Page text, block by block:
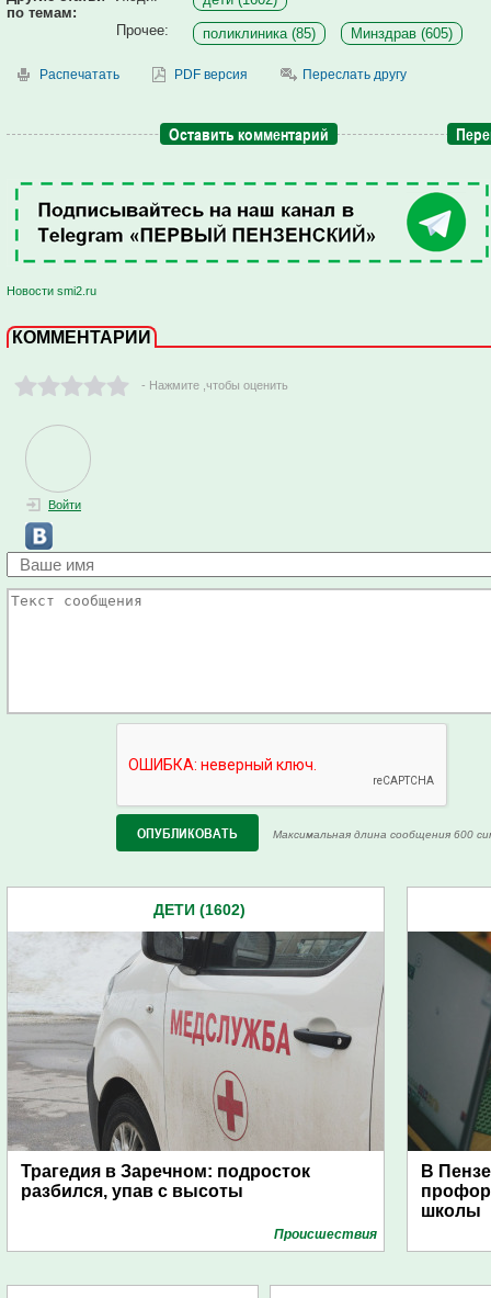
по темам:
Прочее:
поликлиника (85) Минздрав (605)
Распечатать PDF версия Переслать другу
Оставить комментарий
Новости smi2.ru
КОММЕНТАРИИ
- Нажмите ,чтобы оценить
Войти
Максимальная длина сообщения 600
ДЕТИ (1602)
Трагедия в Заречном: подросток
разбился, упав с высоты
Проиcшествия
В
школы